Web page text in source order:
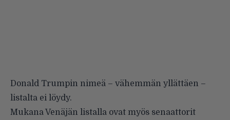
Donald Trumpin nimeä – vähemmän yllättäen –
listalta ei löydy.
Mukana Venäjän listalla ovat myös senaattorit